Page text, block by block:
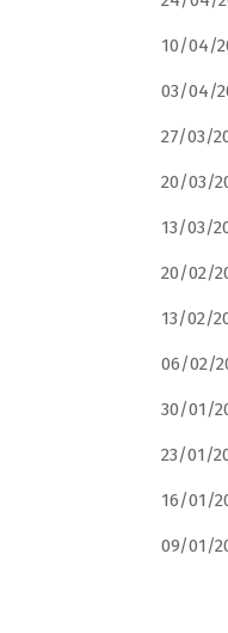
10/04/
03/04/
27/03/
20/03/
13/03/
20/02/
13/02/
06/02/
30/01/
23/01/
16/01/
09/01/